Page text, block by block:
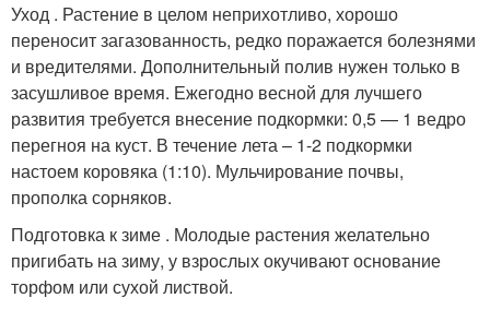
Уход . Растение в целом неприхотливо, хорошо
переносит загазованность, редко поражается болезнями
и вредителями. Дополнительный полив нужен только в
засушливое время. Ежегодно весной для лучшего
развития требуется внесение подкормки: 0,5 — 1 ведро
перегноя на куст. В течение лета – 1-2 подкормки
настоем коровяка (1:10). Мульчирование почвы,
прополка сорняков.
Подготовка к зиме . Молодые растения желательно
пригибать на зиму, у взрослых окучивают основание
торфом или сухой листвой.